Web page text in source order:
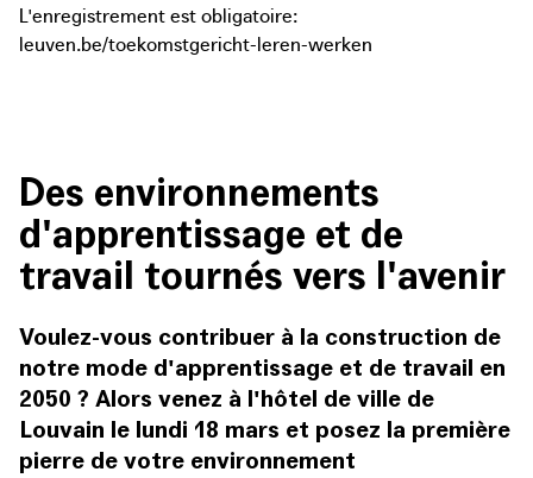
L'enregistrement est obligatoire:
leuven.be/toekomstgericht-leren-werken
Des environnements
d'apprentissage et de
travail tournés vers l'avenir
Voulez-vous contribuer à la construction de
notre mode d'apprentissage et de travail en
2050 ? Alors venez à l'hôtel de ville de
Louvain le lundi 18 mars et posez la première
pierre de votre environnement